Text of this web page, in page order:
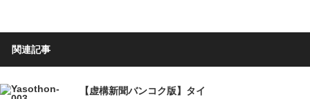
関連記事
【虚構新聞バンコク版】タイ